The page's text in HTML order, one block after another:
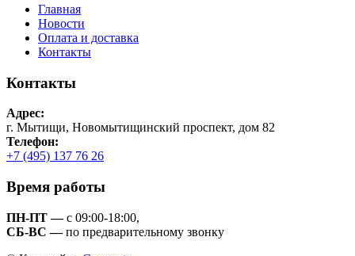
Главная
Новости
Оплата и доставка
Контакты
Контакты
Адрес:
г. Мытищи, Новомытищинский проспект, дом 82
Телефон:
+7 (495) 137 76 26
Время работы
ПН-ПТ —с 09:00-18:00,
СБ-ВС —по предварительному звонку